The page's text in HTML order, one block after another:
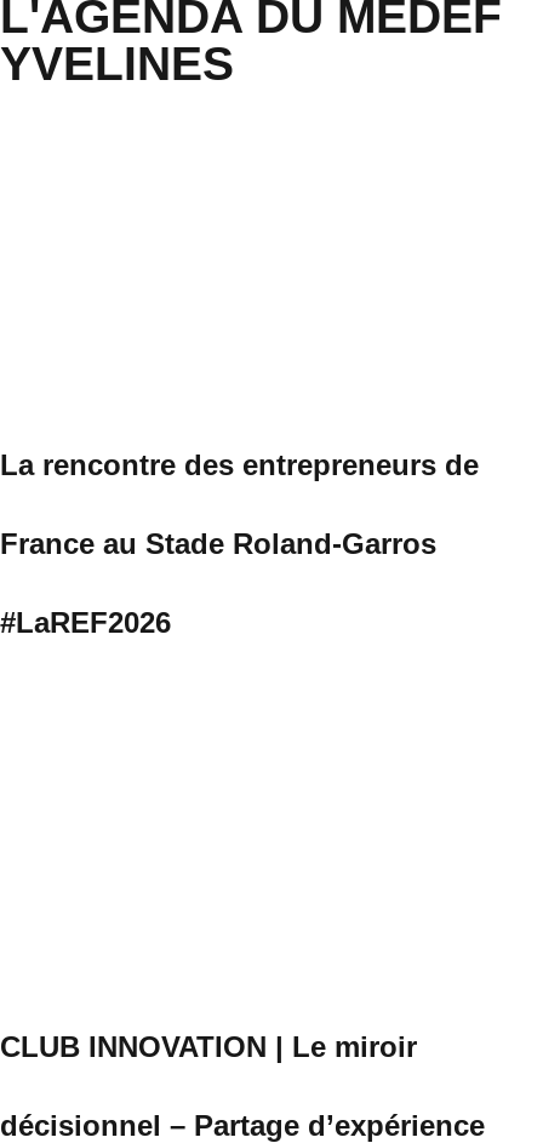
L'AGENDA DU MEDEF
YVELINES
La rencontre des entrepreneurs de
France au Stade Roland-Garros
#LaREF2026
CLUB INNOVATION | Le miroir
décisionnel – Partage d’expérience